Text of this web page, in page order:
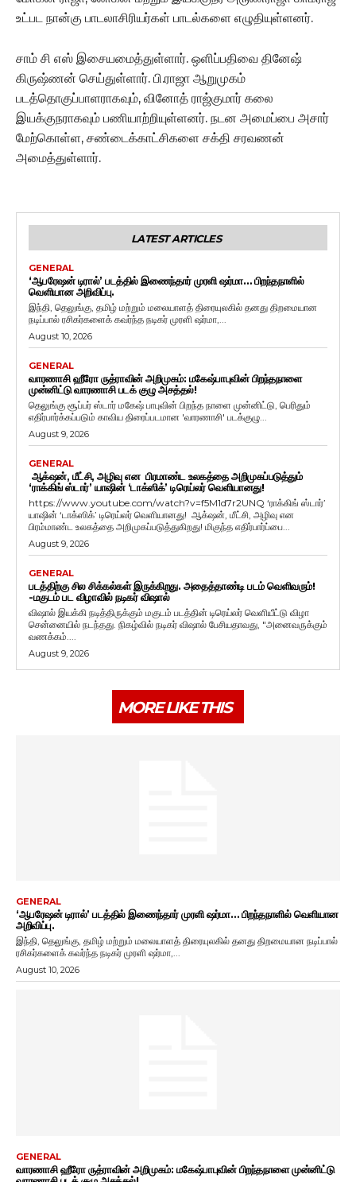
உட்பட நான்கு பாடலாசிரியர்கள் பாடல்களை எழுதியுள்ளனர்.
சாம் சி எஸ் இசையமைத்துள்ளார். ஒளிப்பதிவை தினேஷ்
கிருஷ்ணன் செய்துள்ளார். பி.ராஜா ஆறுமுகம்
படத்தொகுப்பாளராகவும், வினோத் ராஜ்குமார் கலை
இயக்குநராகவும் பணியாற்றியுள்ளனர். நடன அமைப்பை அசார்
மேற்கொள்ள, சண்டைக்காட்சிகளை சக்தி சரவணன்
அமைத்துள்ளார்.
LATEST ARTICLES
GENERAL
‘ஆபரேஷன் டிரால்’ படத்தில் இணைந்தார் முரளி ஷர்மா… பிறந்தநாளில்
வெளியான அறிவிப்பு.
இந்தி, தெலுங்கு, தமிழ் மற்றும் மலையாளத் திரையுலகில் தனது திறமையான
நடிப்பால் ரசிகர்களைக் கவர்ந்த நடிகர் முரளி ஷர்மா,...
August 10, 2026
GENERAL
வாரணாசி ஹீரோ ருத்ராவின் அறிமுகம்: மகேஷ்பாபுவின் பிறந்தநாளை
முன்னிட்டு வாரணாசி படக் குழு அசத்தல்!
தெலுங்கு சூப்பர் ஸ்டார் மகேஷ் பாபுவின் பிறந்த நாளை முன்னிட்டு, பெரிதும்
எதிர்பார்க்கப்படும் காவிய திரைப்படமான 'வாரணாசி' படக்குழு...
August 9, 2026
GENERAL
ஆக்‌ஷன், மீட்சி, அழிவு என பிரமாண்ட உலகத்தை அறிமுகப்படுத்தும்
‘ராக்கிங் ஸ்டார்’ யாஷின் ‘டாக்ஸிக்’ டிரெய்லர் வெளியானது!
https://www.youtube.com/watch?v=f5M1d7r2UNQ ‘ராக்கிங் ஸ்டார்’
யாஷின் ‘டாக்ஸிக்’ டிரெய்லர் வெளியானது! ஆக்‌ஷன், மீட்சி, அழிவு என
பிரம்மாண்ட உலகத்தை அறிமுகப்படுத்துகிறது! மிகுந்த எதிர்பார்ப்பை...
August 9, 2026
GENERAL
படத்திற்கு சில சிக்கல்கள் இருக்கிறது. அதைத்தாண்டி படம் வெளிவரும்!
-மகுடம் பட விழாவில் நடிகர் விஷால்
விஷால் இயக்கி நடித்திருக்கும் மகுடம் படத்தின் டிரெய்லர் வெளியீட்டு விழா
சென்னையில் நடந்தது. நிகழ்வில் நடிகர் விஷால் பேசியதாவது, "அனைவருக்கும்
வணக்கம்....
August 9, 2026
MORE LIKE THIS
GENERAL
‘ஆபரேஷன் டிரால்’ படத்தில் இணைந்தார் முரளி ஷர்மா… பிறந்தநாளில் வெளியான
அறிவிப்பு.
இந்தி, தெலுங்கு, தமிழ் மற்றும் மலையாளத் திரையுலகில் தனது திறமையான நடிப்பால்
ரசிகர்களைக் கவர்ந்த நடிகர் முரளி ஷர்மா,...
August 10, 2026
GENERAL
வாரணாசி ஹீரோ ருத்ராவின் அறிமுகம்: மகேஷ்பாபுவின் பிறந்தநாளை முன்னிட்டு